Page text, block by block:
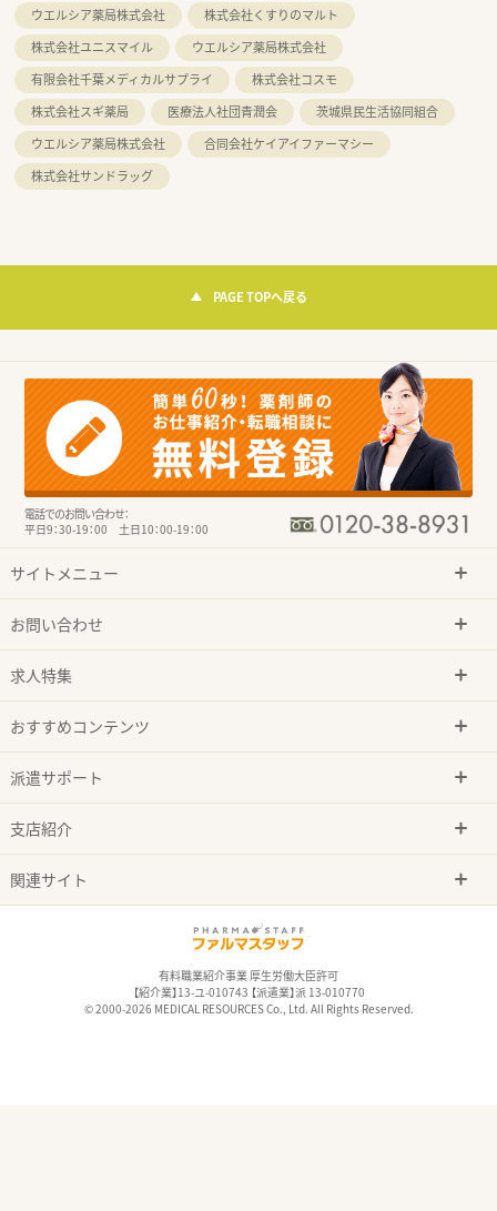
ウエルシア薬局株式会社
株式会社くすりのマルト
株式会社ユニスマイル
ウエルシア薬局株式会社
有限会社千葉メディカルサプライ
株式会社コスモ
株式会社スギ薬局
医療法人社団青潤会
茨城県民生活協同組合
ウエルシア薬局株式会社
合同会社ケイアイファーマシー
株式会社サンドラッグ
PAGE TOPへ戻る
電話でのお問い合わせ：
平日9：30-19：00 土日10：00-19：00
サイトメニュー
お問い合わせ
求人特集
おすすめコンテンツ
派遣サポート
支店紹介
関連サイト
有料職業紹介事業 厚生労働大臣許可
【紹介業】13-ユ-010743 【派遣業】派 13-010770
© 2000-2026 MEDICAL RESOURCES Co., Ltd. All Rights Reserved.